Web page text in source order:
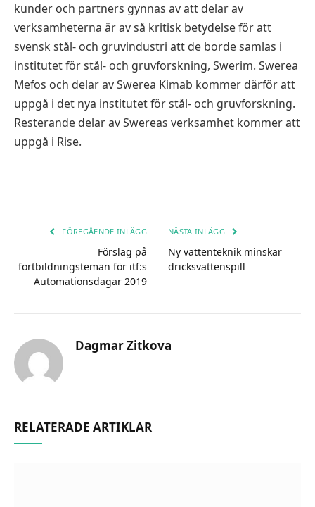
kunder och partners gynnas av att delar av
verksamheterna är av så kritisk betydelse för att
svensk stål- och gruvindustri att de borde samlas i
institutet för stål- och gruvforskning, Swerim. Swerea
Mefos och delar av Swerea Kimab kommer därför att
uppgå i det nya institutet för stål- och gruvforskning.
Resterande delar av Swereas verksamhet kommer att
uppgå i Rise.
FÖREGÅENDE INLÄGG
Förslag på
fortbildningsteman för itf:s
Automationsdagar 2019
NÄSTA INLÄGG
Ny vattenteknik minskar
dricksvattenspill
Dagmar Zitkova
RELATERADE ARTIKLAR